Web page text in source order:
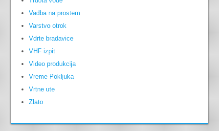
Vadba na prostem
Varstvo otrok
Vdrte bradavice
VHF izpit
Video produkcija
Vreme Pokljuka
Vrtne ute
Zlato